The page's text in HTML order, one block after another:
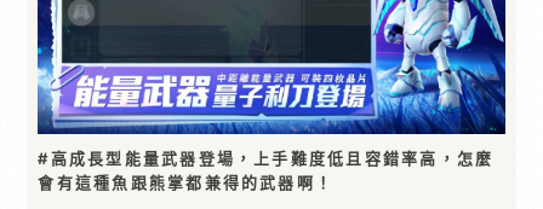
#高成長型能量武器登場，上手難度低且容錯率高，怎麼
會有這種魚跟熊掌都兼得的武器啊！